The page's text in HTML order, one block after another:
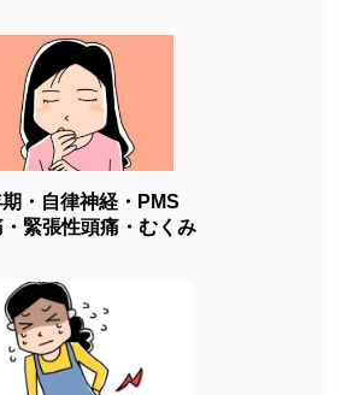
・自律神経・PMS
・緊張性頭痛・むくみ